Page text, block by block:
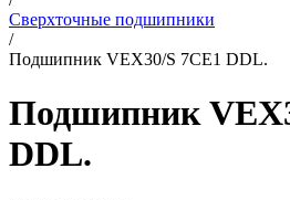
Сверхточные подшипники
/
Подшипник VEX30/S 7CE1 DDL.
Подшипник
DDL.